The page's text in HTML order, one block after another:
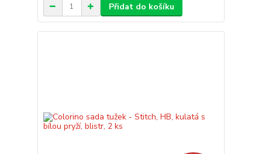
Přidat do košíku